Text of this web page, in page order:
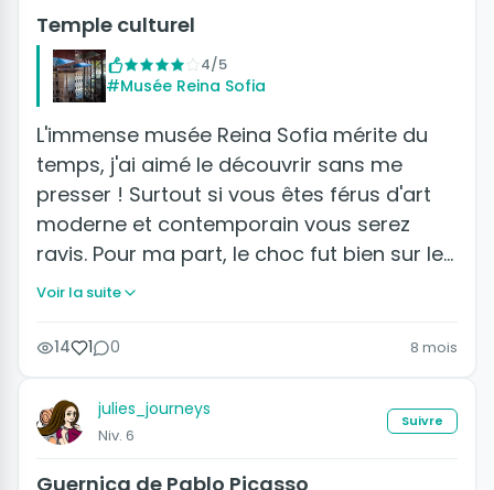
Temple culturel
4/5
#Musée Reina Sofia
L'immense musée Reina Sofia mérite du
temps, j'ai aimé le découvrir sans me
presser ! Surtout si vous êtes férus d'art
moderne et contemporain vous serez
ravis. Pour ma part, le choc fut bien sur le…
Voir la suite
14 1 0 8 mois
julies_journeys
Niv. 6
Suivre
Guernica de Pablo Picasso